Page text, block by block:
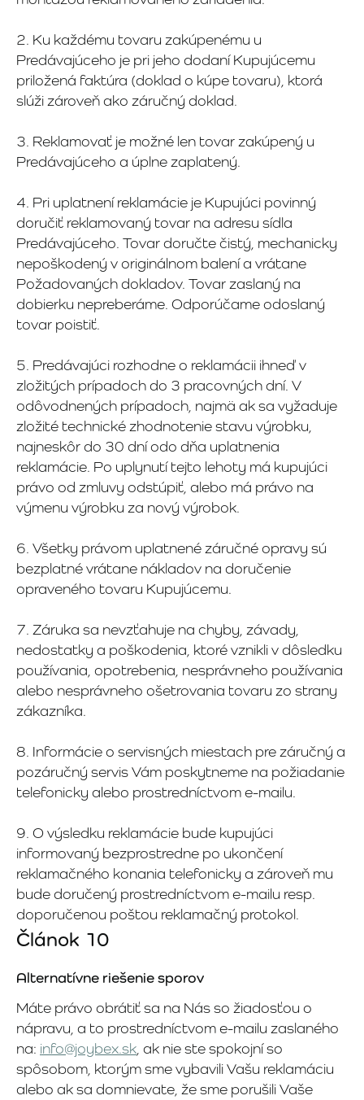
2. Ku každému tovaru zakúpenému u
Predávajúceho je pri jeho dodaní Kupujúcemu
priložená faktúra (doklad o kúpe tovaru), ktorá
slúži zároveň ako záručný doklad.
3. Reklamovať je možné len tovar zakúpený u
Predávajúceho a úplne zaplatený.
4. Pri uplatnení reklamácie je Kupujúci povinný
doručiť reklamovaný tovar na adresu sídla
Predávajúceho. Tovar doručte čistý, mechanicky
nepoškodený v originálnom balení a vrátane
Požadovaných dokladov. Tovar zaslaný na
dobierku nepreberáme. Odporúčame odoslaný
tovar poistiť.
5. Predávajúci rozhodne o reklamácii ihneď v
zložitých prípadoch do 3 pracovných dní. V
odôvodnených prípadoch, najmä ak sa vyžaduje
zložité technické zhodnotenie stavu výrobku,
najneskôr do 30 dní odo dňa uplatnenia
reklamácie. Po uplynutí tejto lehoty má kupujúci
právo od zmluvy odstúpiť, alebo má právo na
výmenu výrobku za nový výrobok.
6. Všetky právom uplatnené záručné opravy sú
bezplatné vrátane nákladov na doručenie
opraveného tovaru Kupujúcemu.
7. Záruka sa nevzťahuje na chyby, závady,
nedostatky a poškodenia, ktoré vznikli v dôsledku
používania, opotrebenia, nesprávneho používania
alebo nesprávneho ošetrovania tovaru zo strany
zákazníka.
8. Informácie o servisných miestach pre záručný a
pozáručný servis Vám poskytneme na požiadanie
telefonicky alebo prostredníctvom e-mailu.
9. O výsledku reklamácie bude kupujúci
informovaný bezprostredne po ukončení
reklamačného konania telefonicky a zároveň mu
bude doručený prostredníctvom e-mailu resp.
doporučenou poštou reklamačný protokol.
Článok 10
Alternatívne riešenie sporov
Máte právo obrátiť sa na Nás so žiadosťou o
nápravu, a to prostredníctvom e-mailu zaslaného
na: info@joybex.sk , ak nie ste spokojní so
spôsobom, ktorým sme vybavili Vašu reklamáciu
alebo ak sa domnievate, že sme porušili Vaše